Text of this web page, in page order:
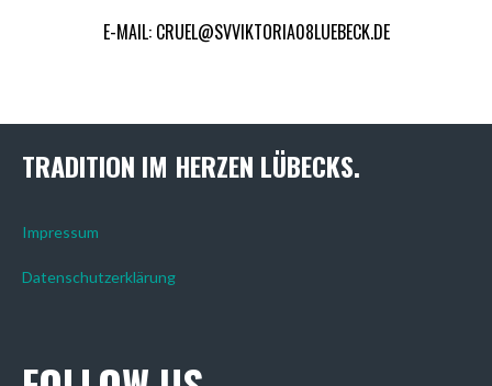
E-MAIL: CRUEL@SVVIKTORIA08LUEBECK.DE
TRADITION IM HERZEN LÜBECKS.
Impressum
Datenschutzerklärung